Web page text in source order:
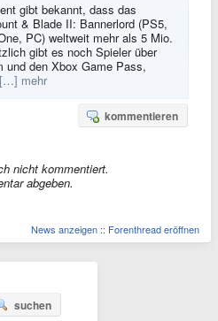
gibt bekannt, dass das
& Blade II: Bannerlord (PS5,
PC) weltweit mehr als 5 Mio.
gibt es noch Spieler über
und den Xbox Game Pass,
[…] mehr
kommentieren
nicht kommentiert.
abgeben.
News anzeigen :: Forenthread eröffnen
suchen